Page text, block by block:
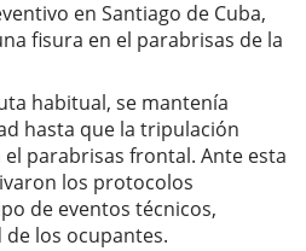
en Santiago de Cuba,
fisura en el parabrisas de la
habitual, se mantenía
hasta que la tripulación
parabrisas frontal. Ante esta
los protocolos
de eventos técnicos,
los ocupantes.